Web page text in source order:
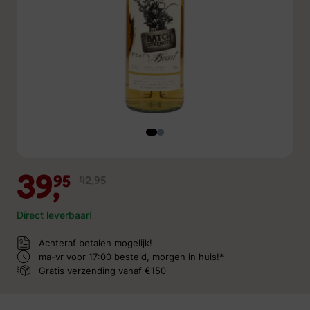
39,95 42,95
Direct leverbaar!
Achteraf betalen mogelijk!
ma-vr voor 17:00 besteld, morgen in huis!*
Gratis verzending vanaf €150